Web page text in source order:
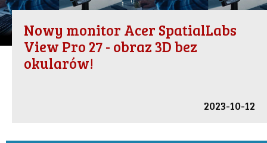
Nowy monitor Acer SpatialLabs
View Pro 27 - obraz 3D bez
okularów!
2023-10-12